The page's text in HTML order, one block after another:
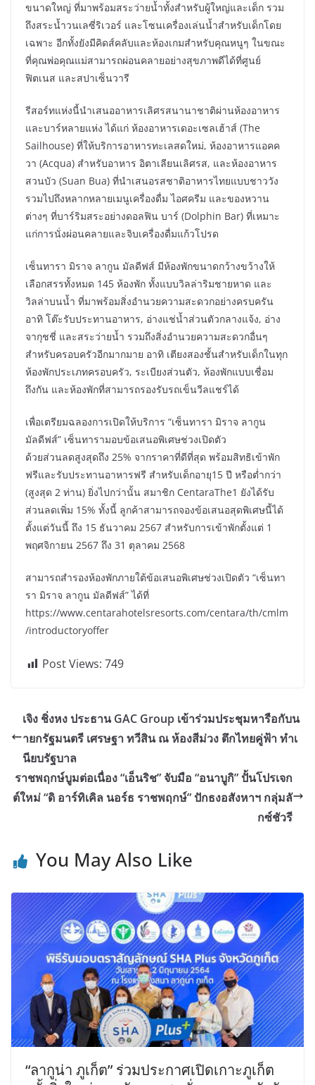
ขนาดใหญ่ ที่มาพร้อมสระว่ายน้ำทั้งสำหรับผู้ใหญ่และเด็ก รวม
ถึงสระน้ำวนเลซี่ริเวอร์ และโซนเครื่องเล่นน้ำสำหรับเด็กโดย
เฉพาะ อีกทั้งยังมีคิดส์คลับและห้องเกมสำหรับคุณหนูๆ ในขณะ
ที่คุณพ่อคุณแม่สามารถผ่อนคลายอย่างสุขภาพดีได้ที่ศูนย์
ฟิตเนส และสปาเซ็นวารี
รีสอร์ทแห่งนี้นำเสนออาหารเลิศรสนานาชาติผ่านห้องอาหาร
และบาร์หลายแห่ง ได้แก่ ห้องอาหารเดอะเซลเฮ้าส์ (The
Sailhouse) ที่ให้บริการอาหารทะเลสดใหม่, ห้องอาหารแอคค
วา (Acqua) สำหรับอาหาร อิตาเลียนเลิศรส, และห้องอาหาร
สวนบัว (Suan Bua) ที่นำเสนอรสชาติอาหารไทยแบบชาววัง
รวมไปถึงหลากหลายเมนูเครื่องดื่ม ไอศครีม และของหวาน
ต่างๆ ที่บาร์ริมสระอย่างดอลฟิน บาร์ (Dolphin Bar) ที่เหมาะ
แก่การนั่งผ่อนคลายและจิบเครื่องดื่มแก้วโปรด
เซ็นทารา มิราจ ลากูน มัลดีฟส์ มีห้องพักขนาดกว้างขว้างให้
เลือกสรรทั้งหมด 145 ห้องพัก ทั้งแบบวิลล่าริมชายหาด และ
วิลล่าบนน้ำ ที่มาพร้อมสิ่งอำนวยความสะดวกอย่างครบครัน
อาทิ โต๊ะรับประทานอาหาร, อ่างแช่น้ำส่วนตัวกลางแจ้ง, อ่าง
จากุชชี่ และสระว่ายน้ำ รวมถึงสิ่งอำนวยความสะดวกอื่นๆ
สำหรับครอบครัวอีกมากมาย อาทิ เตียงสองชั้นสำหรับเด็กในทุก
ห้องพักประเภทครอบครัว, ระเบียงส่วนตัว, ห้องพักแบบเชื่อม
ถึงกัน และห้องพักที่สามารถรองรับรถเข็นวีลแชร์ได้
เพื่อเตรียมฉลองการเปิดให้บริการ “เซ็นทารา มิราจ ลากูน
มัลดีฟส์” เซ็นทารามอบข้อเสนอพิเศษช่วงเปิดตัว
ด้วยส่วนลดสูงสุดถึง 25% จากราคาที่ดีที่สุด พร้อมสิทธิเข้าพัก
ฟรีและรับประทานอาหารฟรี สำหรับเด็กอายุ15 ปี หรือต่ำกว่า
(สูงสุด 2 ท่าน) ยิ่งไปกว่านั้น สมาชิก CentaraThe1 ยังได้รับ
ส่วนลดเพิ่ม 15% ทั้งนี้ ลูกค้าสามารถจองข้อเสนอสุดพิเศษนี้ได้
ตั้งแต่วันนี้ ถึง 15 ธันวาคม 2567 สำหรับการเข้าพักตั้งแต่ 1
พฤศจิกายน 2567 ถึง 31 ตุลาคม 2568
สามารถสำรองห้องพักภายใต้ข้อเสนอพิเศษช่วงเปิดตัว “เซ็นทา
รา มิราจ ลากูน มัลดีฟส์” ได้ที่
https://www.centarahotelsresorts.com/centara/th/cmlm
/introductoryoffer
Post Views: 749
เจิง ชิ่งหง ประธาน GAC Group เข้าร่วมประชุมหารือกับน
ายกรัฐมนตรี เศรษฐา ทวีสิน ณ ห้องสีม่วง ตึกไทยคู่ฟ้า ทำเ
นียบรัฐบาล
ราชพฤกษ์บูมต่อเนื่อง “เอ็นริช” จับมือ “อนาบูกิ” ปั้นโปรเจก
ต์ใหม่ “ดิ อาร์ทิเคิล นอร์ธ ราชพฤกษ์” ปักธงอสังหาฯ กลุ่มลั
กซ์ชัวรี
You May Also Like
“ลากูน่า ภูเก็ต” ร่วมประกาศเปิดเกาะภูเก็ต